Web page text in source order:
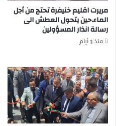
ا
ن
ا
ل
ك
ر
ا
م
ك
ب
ة
.
مريرت اقليم خنيفرة تحتج من أجل
الماء.حين يتحول العطش الى
رسالة انذار المسؤولين
منذ 3 أيام